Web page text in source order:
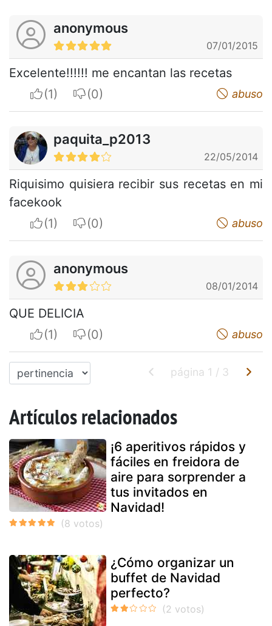
anonymous
07/01/2015
Excelente!!!!!! me encantan las recetas
I apreciateI do not appreciate abuso
paquita_p2013
22/05/2014
Riquisimo quisiera recibir sus recetas en mi
facekook
I apreciateI do not appreciate abuso
anonymous
08/01/2014
QUE DELICIA
I apreciateI do not appreciate abuso
página 1 / 3
Artículos relacionados
¡6 aperitivos rápidos y
fáciles en freidora de
aire para sorprender a
tus invitados en
Navidad!
¿Cómo organizar un
buffet de Navidad
perfecto?